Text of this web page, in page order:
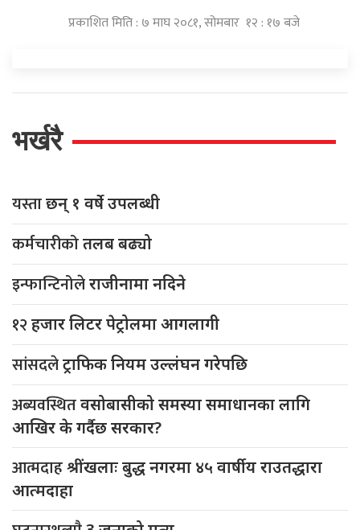
प्रकाशित मिति : ७ माघ २०८१, सोमबार १२ : १७ बजे
भर्खरै
यस्ताछन् १ वर्षे उपलब्धी
कर्मचारीकोतलब बढ्यो
इन्फान्टिनोलेराजीनामा नदिने
१२हजार लिटर पेट्रोलमा आगलागी
सांसदलेट्राफिक नियम उल्लंघन गरेपछि
अब्यवस्थितवसोबासीको समस्या समाधानका लागि
आखिर के गर्दैछ सरकार?
आत्मदाहश्रींखलाः बुद्ध नगरमा ४५ वार्षीय राउतद्धारा
आत्मदाहा